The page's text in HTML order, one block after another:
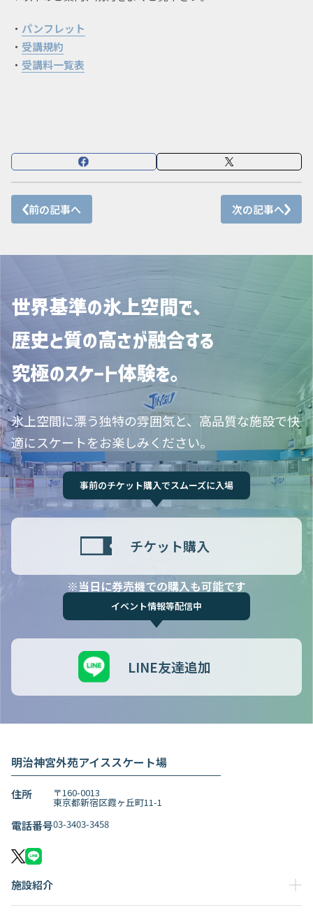
・ パンフレット
・ 受講規約
・ 受講料一覧表
前の記事へ 次の記事へ
氷上空間に漂う独特の雰囲気と、高品質な施設で快
適にスケートをお楽しみください。
事前のチケット購入でスムーズに入場
チケット購入
※当日に券売機での購入も可能です
イベント情報等配信中
LINE友達追加
明治神宮外苑アイススケート場
住所 〒160-0013
東京都新宿区霞ヶ丘町11-1
電話番号03-3403-3458
施設紹介